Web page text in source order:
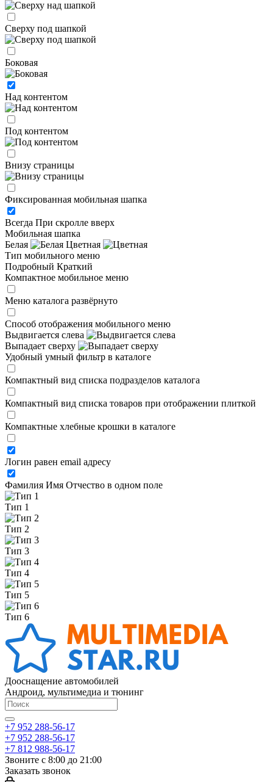
Сверху под шапкой
Боковая
Над контентом
Под контентом
Внизу страницы
Фиксированная мобильная шапка
Всегда При скролле вверх
Мобильная шапка
Белая
Цветная
Тип мобильного меню
Подробный Краткий
Компактное мобильное меню
Меню каталога развёрнуто
Способ отображения мобильного меню
Выдвигается слева
Выпадает сверху
Удобный умный фильтр в каталоге
Компактный вид списка подразделов каталога
Компактный вид списка товаров при отображении плиткой
Компактные хлебные крошки в каталоге
Логин равен email адресу
Фамилия Имя Отчество в одном поле
Тип 1
Тип 2
Тип 3
Тип 4
Тип 5
Тип 6
Дооснащение автомобилей
Андроид, мультимедиа и тюнинг
+7 952 288-56-17
+7 952 288-56-17
+7 812 988-56-17
Звоните с 8:00 до 21:00
Заказать звонок